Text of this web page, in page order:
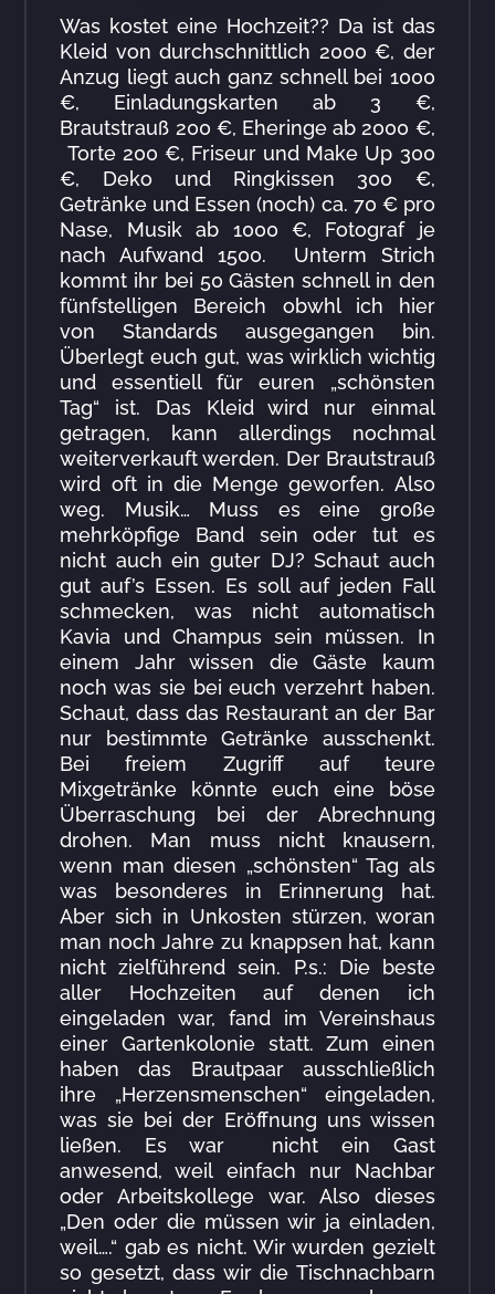
Was kostet eine Hochzeit?? Da ist das
Kleid von durchschnittlich 2000 €, der
Anzug liegt auch ganz schnell bei 1000
€, Einladungskarten ab 3 €,
Brautstrauß 200 €, Eheringe ab 2000 €,
Torte 200 €, Friseur und Make Up 300
€, Deko und Ringkissen 300 €,
Getränke und Essen (noch) ca. 70 € pro
Nase, Musik ab 1000 €, Fotograf je
nach Aufwand 1500. Unterm Strich
kommt ihr bei 50 Gästen schnell in den
fünfstelligen Bereich obwhl ich hier
von Standards ausgegangen bin.
Überlegt euch gut, was wirklich wichtig
und essentiell für euren „schönsten
Tag“ ist. Das Kleid wird nur einmal
getragen, kann allerdings nochmal
weiterverkauft werden. Der Brautstrauß
wird oft in die Menge geworfen. Also
weg. Musik… Muss es eine große
mehrköpfige Band sein oder tut es
nicht auch ein guter DJ? Schaut auch
gut auf’s Essen. Es soll auf jeden Fall
schmecken, was nicht automatisch
Kavia und Champus sein müssen. In
einem Jahr wissen die Gäste kaum
noch was sie bei euch verzehrt haben.
Schaut, dass das Restaurant an der Bar
nur bestimmte Getränke ausschenkt.
Bei freiem Zugriff auf teure
Mixgetränke könnte euch eine böse
Überraschung bei der Abrechnung
drohen. Man muss nicht knausern,
wenn man diesen „schönsten“ Tag als
was besonderes in Erinnerung hat.
Aber sich in Unkosten stürzen, woran
man noch Jahre zu knappsen hat, kann
nicht zielführend sein. P.s.: Die beste
aller Hochzeiten auf denen ich
eingeladen war, fand im Vereinshaus
einer Gartenkolonie statt. Zum einen
haben das Brautpaar ausschließlich
ihre „Herzensmenschen“ eingeladen,
was sie bei der Eröffnung uns wissen
ließen. Es war nicht ein Gast
anwesend, weil einfach nur Nachbar
oder Arbeitskollege war. Also dieses
„Den oder die müssen wir ja einladen,
weil….“ gab es nicht. Wir wurden gezielt
so gesetzt, dass wir die Tischnachbarn